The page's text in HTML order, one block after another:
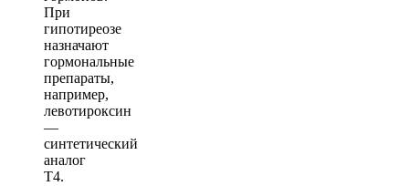
При
гипотиреозе
назначают
гормональные
препараты,
например,
левотироксин
—
синтетический
аналог
Т4.